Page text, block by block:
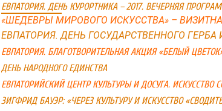
ЕВПАТОРИЯ. ДЕНЬ КУРОРТНИКА – 2017. ВЕЧЕРНЯЯ
«ШЕДЕВРЫ МИРОВОГО ИСКУССТВА» –
ЕВПАТОРИЯ. ДЕНЬ ГОСУДАРСТВЕННОГО
ЕВПАТОРИЯ. БЛАГОТВОРИТЕЛЬНАЯ АКЦИЯ «БЕЛЫЙ ЦВЕТОК»
ДЕНЬ НАРОДНОГО ЕДИНСТВА
ЕВПАТОРИЙСКИЙ ЦЕНТР КУЛЬТУРЫ И ДОСУГА. ИСКУССТВО
ЗИГФРИД БАУЭР: «ЧЕРЕЗ КУЛЬТУРУ И ИСКУССТВО